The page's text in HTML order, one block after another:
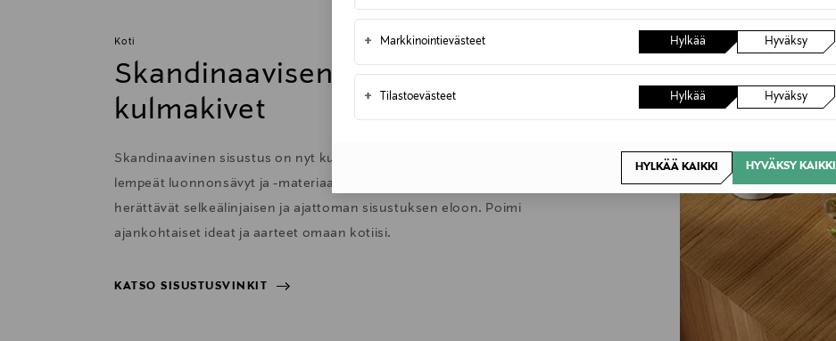
+ Markkinointievästeet Hylkää Hyväksy
+ Tilastoevästeet Hylkää Hyväksy
HYLKÄÄ KAIKKI HYVÄKSY KAIKKI
Koti
Skandinaavisen sisustuksen
kulmakivet
Skandinaavinen sisustus on nyt kutsuva ja kodikas. Pehmeät muodot,
lempeät luonnonsävyt ja -materiaalit sekä harkiten valitut designaarteet
herättävät selkeälinjaisen ja ajattoman sisustuksen eloon. Poimi
ajankohtaiset ideat ja aarteet omaan kotiisi.
KATSO SISUSTUSVINKIT
Inspiroidu